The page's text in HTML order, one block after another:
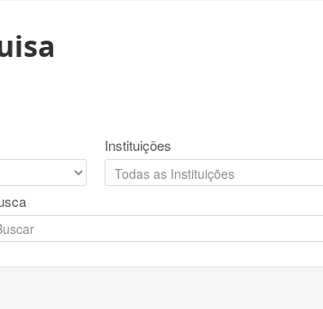
Instituições